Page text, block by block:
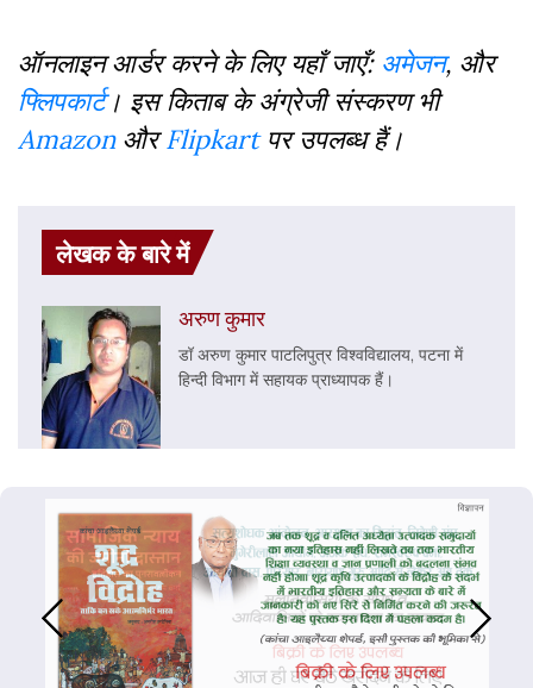
ऑनलाइन आर्डर करने के लिए यहाँ जाएँ: अमेजन, और
फ्लिपकार्ट। इस किताब के अंग्रेजी संस्करण भी
Amazon औरFlipkart पर उपलब्ध हैं।
लेखक के बारे में
अरुण कुमार
डॉ अरुण कुमार पाटलिपुत्र विश्वविद्यालय, पटना में
हिन्दी विभाग में सहायक प्राध्यापक हैं।